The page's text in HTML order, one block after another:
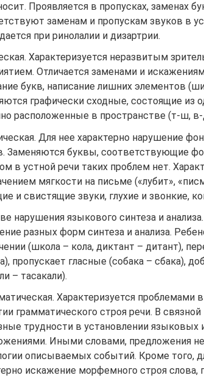
Проявляется в пропусках, заменах
заменам и пропускам звуков в
при ринолалии и дизартрии.
Характеризуется неразвитым
Отличается заменами и
букв, написание лишних элементов
графически сходные, состоящие из
расположенные в пространстве (т-ш, в-
Для нее характерно нарушение
Заменяются буквы, соответствующие
в устной речи таких проблем нет.
мягкости на письме («лубит»,
и свистящие звуки, глухие и звонкие,
нарушения языкового синтеза и
разных форм синтеза и анализа.
(школа – кола, диктант – дитант),
пропускает гласные (собака – сбака),
– тасакали).
Характеризуется проблемами
грамматического строя речи. В
трудности в установлении языковых
Иными словами, предложения
описываемых событий. Кроме того,
искажение морфемного строя слова,